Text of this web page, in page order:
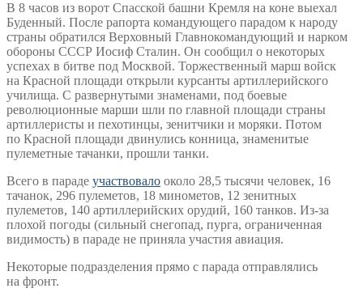
В 8 часов из ворот Спасской башни Кремля на коне выехал
Буденный. После рапорта командующего парадом к народу
страны обратился Верховный Главнокомандующий и нарком
обороны СССР Иосиф Сталин. Он сообщил о некоторых
успехах в битве под Москвой. Торжественный марш войск
на Красной площади открыли курсанты артиллерийского
училища. С развернутыми знаменами, под боевые
революционные марши шли по главной площади страны
артиллеристы и пехотинцы, зенитчики и моряки. Потом
по Красной площади двинулись конница, знаменитые
пулеметные тачанки, прошли танки.
Всего в параде участвовало около 28,5 тысячи человек, 16
тачанок, 296 пулеметов, 18 минометов, 12 зенитных
пулеметов, 140 артиллерийских орудий, 160 танков. Из-за
плохой погоды (сильный снегопад, пурга, ограниченная
видимость) в параде не приняла участия авиация.
Некоторые подразделения прямо с парада отправлялись
на фронт.